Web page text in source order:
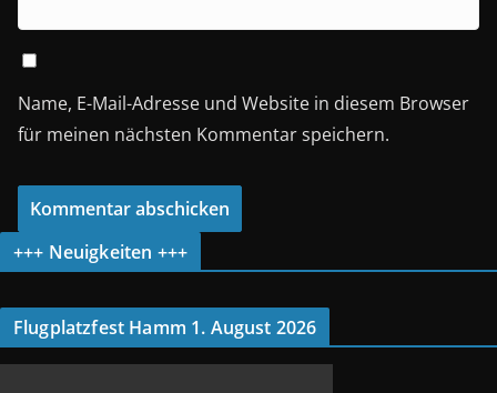
Name, E-Mail-Adresse und Website in diesem Browser
für meinen nächsten Kommentar speichern.
+++ Neuigkeiten +++
Flugplatzfest Hamm 1. August 2026